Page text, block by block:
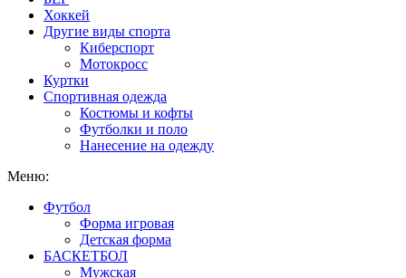
Хоккей
Другие виды спорта
Киберспорт
Мотокросс
Куртки
Спортивная одежда
Костюмы и кофты
Футболки и поло
Нанесение на одежду
Меню:
Футбол
Форма игровая
Детская форма
БАСКЕТБОЛ
Мужская